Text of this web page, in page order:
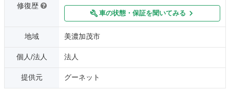
修復歴
車の状態・保証を聞いてみる
地域 美濃加茂市
個人/法人 法人
提供元 グーネット